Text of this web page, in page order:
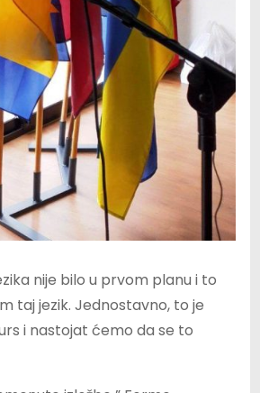
nije bilo u prvom planu i to
taj jezik. Jednostavno, to je
i nastojat ćemo da se to